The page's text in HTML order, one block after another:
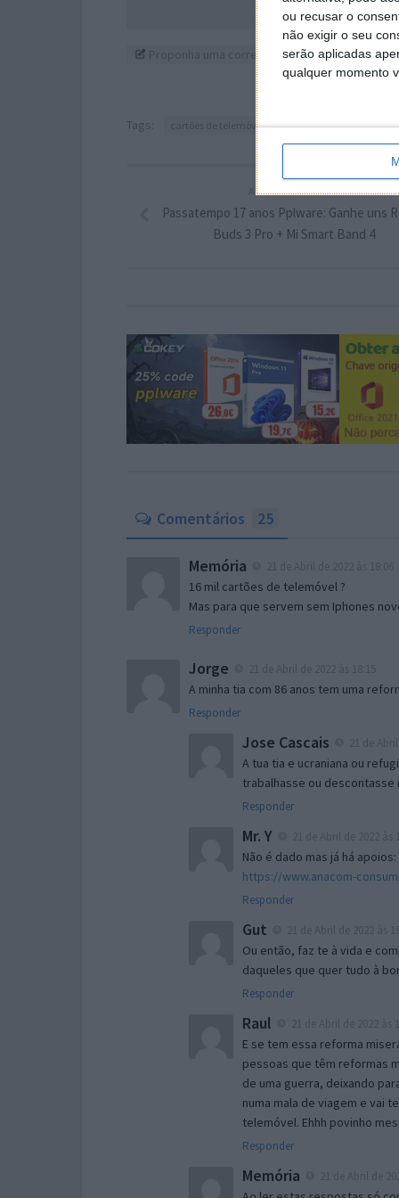
ou recusar o
não exigir o seu
serão aplicadas
qualquer momento
Proponha uma correção, faça uma sugestão
Tags: cartões de telemóvel governo
ARTIGO ANTERIOR
Passatempo 17 anos Pplware: Ganhe uns
Buds 3 Pro + Mi Smart Band 4
Comentários 25
Memória
16 mil cartões de telemóvel ?
Mas para que servem sem Iphones
Responder
Jorge
A minha tia com 86 anos tem uma
Responder
Jose Cascais
A tua tia e ucraniana ou
trabalhasse ou descontasse
Responder
Mr. Y
Não é dado mas já há apoios:
https://www.anacom-
Responder
Gut
Ou então, faz te à vida e
daqueles que quer tudo à
Responder
Raul
E se tem essa reforma
pessoas que têm reformas
de uma guerra, deixando
numa mala de viagem e vai
telemóvel. Ehhh povinho
Responder
Memória